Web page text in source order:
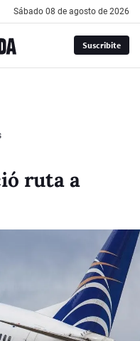
sábado 08 de agosto de 2026
Suscribite
ruta a